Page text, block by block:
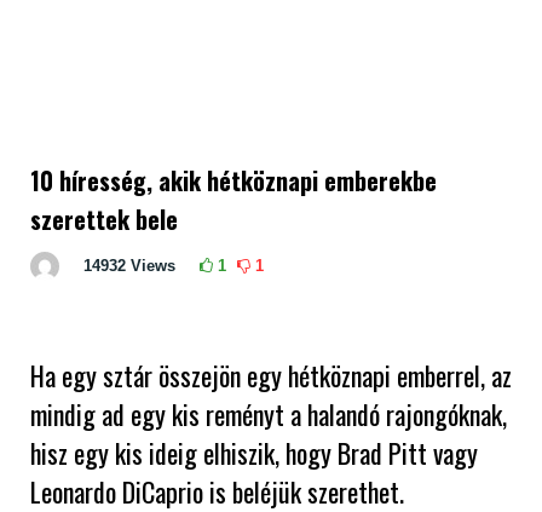
10 híresség, akik hétköznapi emberekbe
szerettek bele
14932 Views 1 1
Ha egy sztár összejön egy hétköznapi emberrel, az
mindig ad egy kis reményt a halandó rajongóknak,
hisz egy kis ideig elhiszik, hogy Brad Pitt vagy
Leonardo DiCaprio is beléjük szerethet.